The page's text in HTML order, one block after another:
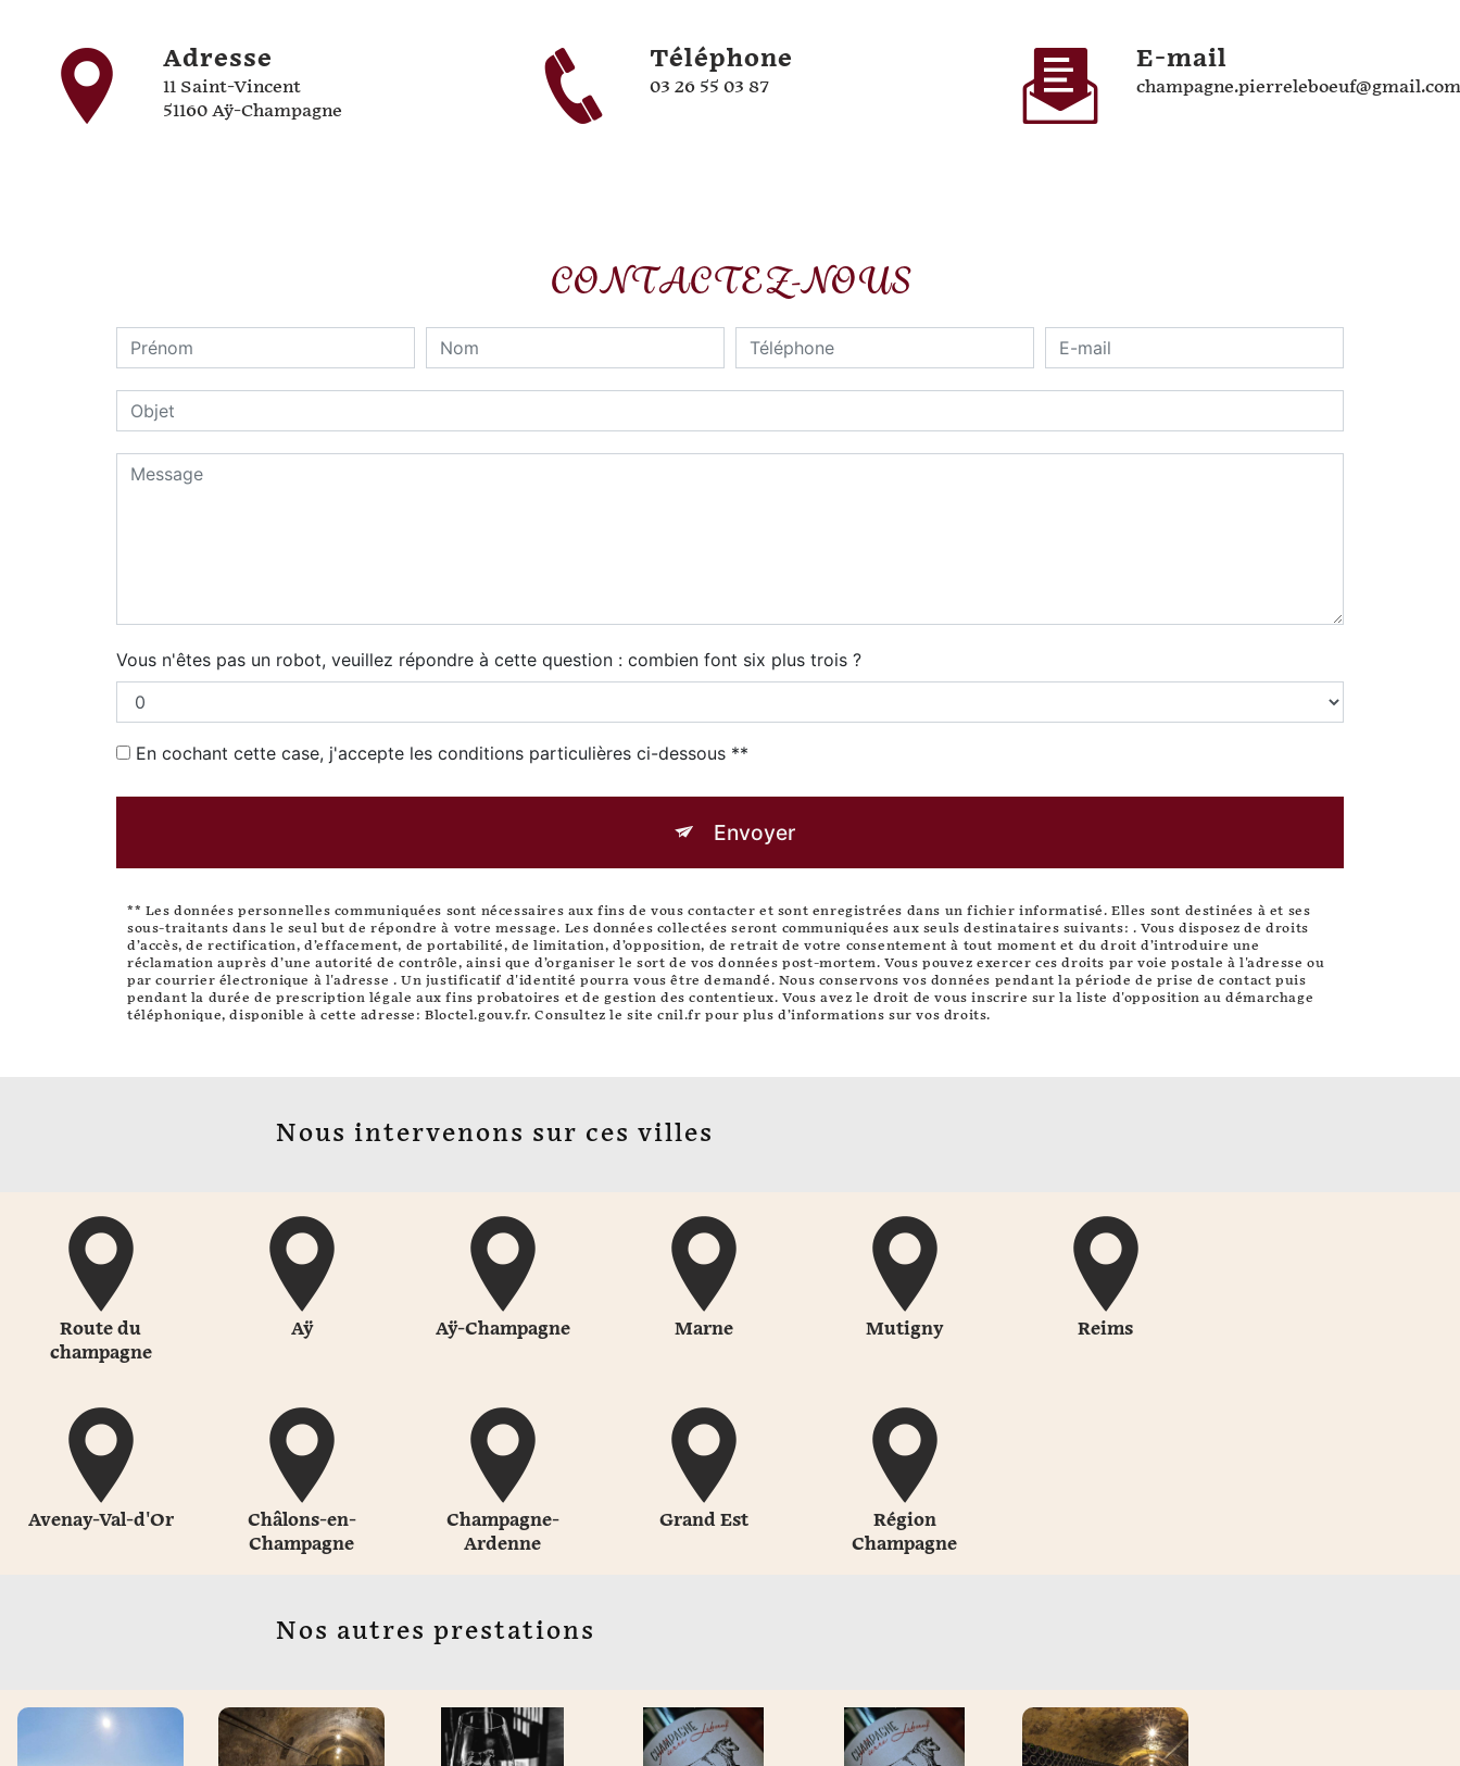
Adresse
11 Saint-Vincent
51160 Aÿ-Champagne
Téléphone
03 26 55 03 87
E-mail
champagne.pierreleboeuf@gmail.com
CONTACTEZ-NOUS
Vous n'êtes pas un robot, veuillez répondre à cette question : combien font six plus trois ?
En cochant cette case, j'accepte les conditions particulières ci-dessous **
Envoyer
** Les données personnelles communiquées sont nécessaires aux fins de vous contacter et sont enregistrées dans un fichier informatisé. Elles sont destinées à et ses
sous-traitants dans le seul but de répondre à votre message. Les données collectées seront communiquées aux seuls destinataires suivants: . Vous disposez de droits
d’accès, de rectification, d’effacement, de portabilité, de limitation, d’opposition, de retrait de votre consentement à tout moment et du droit d’introduire une
réclamation auprès d’une autorité de contrôle, ainsi que d’organiser le sort de vos données post-mortem. Vous pouvez exercer ces droits par voie postale à l'adresse ou
par courrier électronique à l'adresse . Un justificatif d'identité pourra vous être demandé. Nous conservons vos données pendant la période de prise de contact puis
pendant la durée de prescription légale aux fins probatoires et de gestion des contentieux. Vous avez le droit de vous inscrire sur la liste d'opposition au démarchage
téléphonique, disponible à cette adresse:Bloctel.gouv.fr. Consultez le site cnil.fr pour plus d’informations sur vos droits.
Nous intervenons sur ces villes
Route du
champagne
Aÿ Aÿ-Champagne Marne Mutigny Reims
Avenay-Val-d'Or
Châlons-en-
Champagne
Champagne-
Ardenne
Grand Est
Région
Champagne
Nos autres prestations